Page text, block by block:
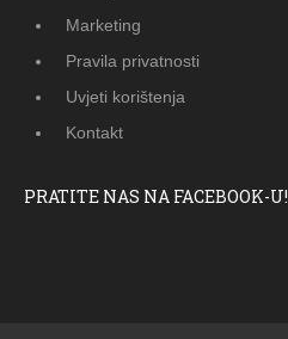
Marketing
Pravila privatnosti
Uvjeti korištenja
Kontakt
PRATITE NAS NA FACEBOOK-U!